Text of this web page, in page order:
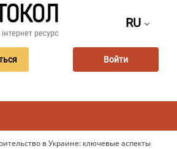
RU
Войти
в Украине: ключевые аспекты